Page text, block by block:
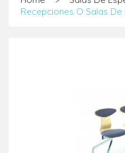
Recepciones O Salas De